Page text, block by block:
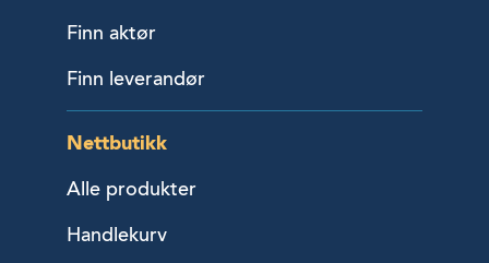
Finn aktør
Finn leverandør
Nettbutikk
Alle produkter
Handlekurv